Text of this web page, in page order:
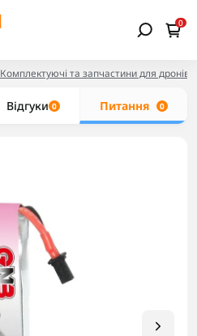
0
Комплектуючі та запчастини для дронів
Відгуки 0 Питання 0